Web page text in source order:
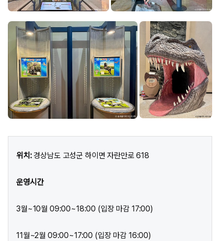
위치: 경상남도 고성군 하이면 자란만로 618
운영시간
3월~10월 09:00~18:00 (입장 마감 17:00)
11월~2월 09:00~17:00 (입장 마감 16:00)